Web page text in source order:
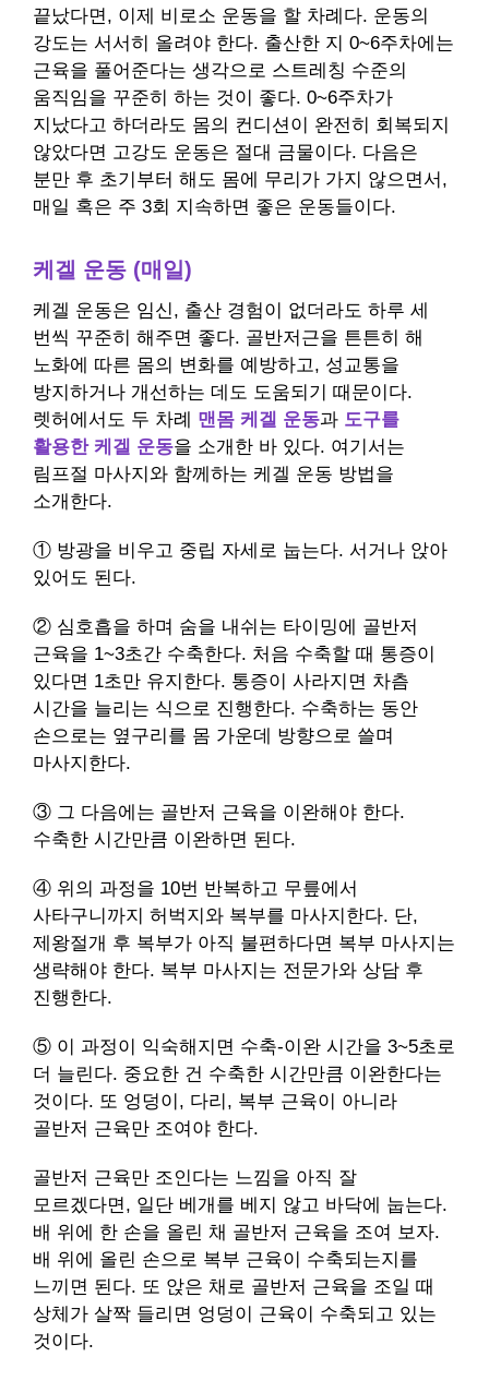
끝났다면, 이제 비로소 운동을 할 차례다. 운동의
강도는 서서히 올려야 한다. 출산한 지 0~6주차에는
근육을 풀어준다는 생각으로 스트레칭 수준의
움직임을 꾸준히 하는 것이 좋다. 0~6주차가
지났다고 하더라도 몸의 컨디션이 완전히 회복되지
않았다면 고강도 운동은 절대 금물이다. 다음은
분만 후 초기부터 해도 몸에 무리가 가지 않으면서,
매일 혹은 주 3회 지속하면 좋은 운동들이다.
케겔 운동 (매일)
케겔 운동은 임신, 출산 경험이 없더라도 하루 세
번씩 꾸준히 해주면 좋다. 골반저근을 튼튼히 해
노화에 따른 몸의 변화를 예방하고, 성교통을
방지하거나 개선하는 데도 도움되기 때문이다.
렛허에서도 두 차례 맨몸 케겔 운동과 도구를
활용한 케겔 운동을 소개한 바 있다. 여기서는
림프절 마사지와 함께하는 케겔 운동 방법을
소개한다.
① 방광을 비우고 중립 자세로 눕는다. 서거나 앉아
있어도 된다.
② 심호흡을 하며 숨을 내쉬는 타이밍에 골반저
근육을 1~3초간 수축한다. 처음 수축할 때 통증이
있다면 1초만 유지한다. 통증이 사라지면 차츰
시간을 늘리는 식으로 진행한다. 수축하는 동안
손으로는 옆구리를 몸 가운데 방향으로 쓸며
마사지한다.
③ 그 다음에는 골반저 근육을 이완해야 한다.
수축한 시간만큼 이완하면 된다.
④ 위의 과정을 10번 반복하고 무릎에서
사타구니까지 허벅지와 복부를 마사지한다. 단,
제왕절개 후 복부가 아직 불편하다면 복부 마사지는
생략해야 한다. 복부 마사지는 전문가와 상담 후
진행한다.
⑤ 이 과정이 익숙해지면 수축-이완 시간을 3~5초로
더 늘린다. 중요한 건 수축한 시간만큼 이완한다는
것이다. 또 엉덩이, 다리, 복부 근육이 아니라
골반저 근육만 조여야 한다.
골반저 근육만 조인다는 느낌을 아직 잘
모르겠다면, 일단 베개를 베지 않고 바닥에 눕는다.
배 위에 한 손을 올린 채 골반저 근육을 조여 보자.
배 위에 올린 손으로 복부 근육이 수축되는지를
느끼면 된다. 또 앉은 채로 골반저 근육을 조일 때
상체가 살짝 들리면 엉덩이 근육이 수축되고 있는
것이다.